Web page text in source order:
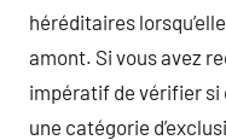
héréditaires
amont. Si vous avez
impératif de vérifier si
une catégorie